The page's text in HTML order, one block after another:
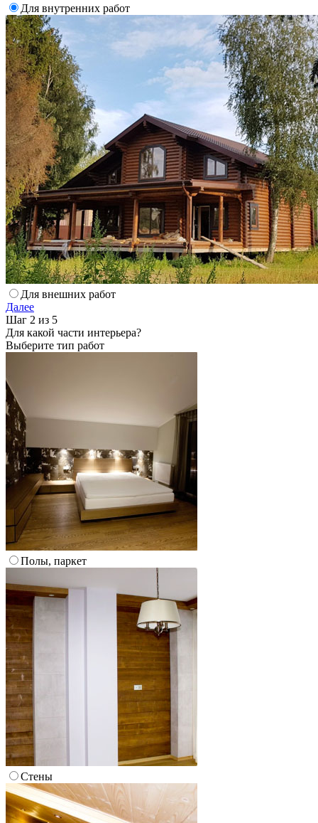
Для внутренних работ
Для внешних работ
Далее
Шаг 2 из 5
Для какой части интерьера?
Выберите тип работ
Полы, паркет
Стены